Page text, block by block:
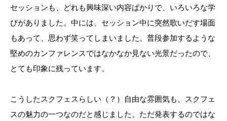
セッションも、どれも興味深い内容ばかりで、いろいろな学
びがありました。中には、セッション中に突然歌いだす場面
もあって、思わず笑ってしまいました。普段参加するような
堅めのカンファレンスではなかなか見ない光景だったので、
とても印象に残っています。
こうしたスクフェスらしい（？）自由な雰囲気も、スクフェ
スの魅力の一つなのだと感じました。ただ発表するのではな